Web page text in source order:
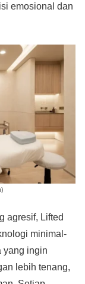
emosional dan
agresif, Lifted
minimal-
yang ingin
lebih tenang,